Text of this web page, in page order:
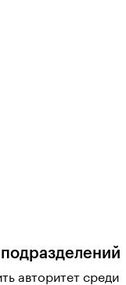
авторитет среди